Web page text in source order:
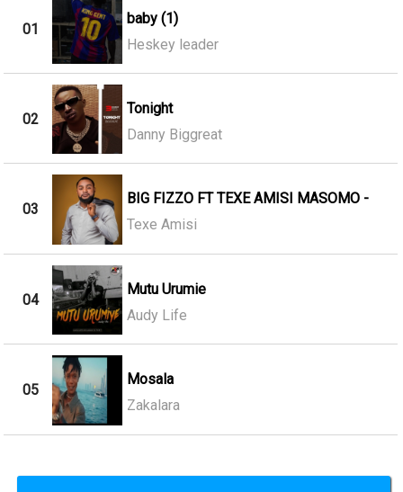
01
baby (1)
Heskey leader
02
Tonight
Danny Biggreat
03
BIG FIZZO FT TEXE AMISI MASOMO -
Texe Amisi
04
Mutu Urumie
Audy Life
05
Mosala
Zakalara